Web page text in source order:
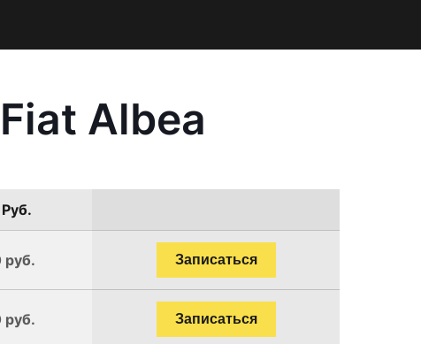
Albea
руб. Записаться
руб. Записаться